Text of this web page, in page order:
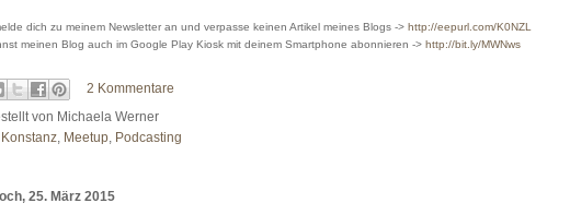
dich zu meinem Newsletter an und verpasse keinen Artikel meines Blogs -> http://eepurl.com/K0NZL
meinen Blog auch im Google Play Kiosk mit deinem Smartphone abonnieren -> http://bit.ly/MWNws
2 Kommentare
von Michaela Werner
Konstanz Meetup Podcasting
25. März 2015